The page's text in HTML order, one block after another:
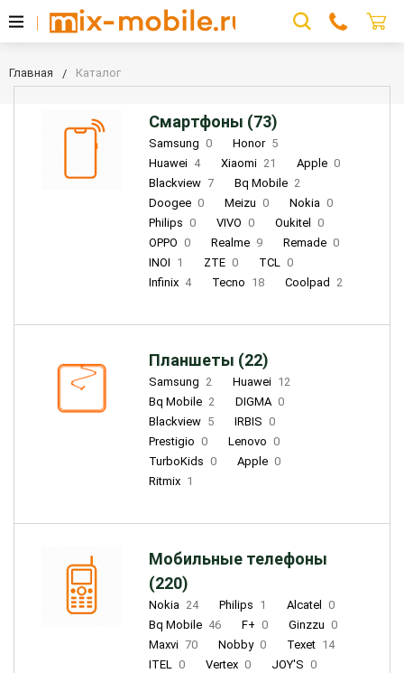
Главная Каталог
Смартфоны (73)
Samsung 0 Honor 5
Huawei 4 Xiaomi 21 Apple 0
Blackview 7 Bq Mobile 2
Doogee 0 Meizu 0 Nokia 0
Philips 0 VIVO 0 Oukitel
0
OPPO 0 Realme 9 Remade 0
INOI 1 ZTE 0 TCL 0
Infinix 4 Tecno 18 Coolpad 2
Планшеты (22)
Samsung 2 Huawei 12
Bq Mobile 2 DIGMA 0
Blackview 5 IRBIS 0
Prestigio 0 Lenovo 0
TurboKids 0 Apple 0
Ritmix 1
Мобильные телефоны
(220)
Nokia 24 Philips 1 Alcatel
0
Bq Mobile 46 F+ 0 Ginzzu 0
Maxvi 70 Nobby 0 Texet 14
ITEL 0 Vertex 0 JOY'S 0